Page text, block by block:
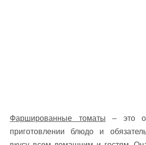
Фаршированные томаты – это
приготовлении блюдо и